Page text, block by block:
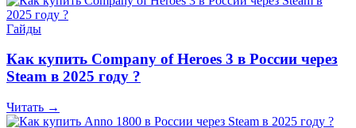
Гайды
Как купить Company of Heroes 3 в России через
Steam в 2025 году ?
Читать →